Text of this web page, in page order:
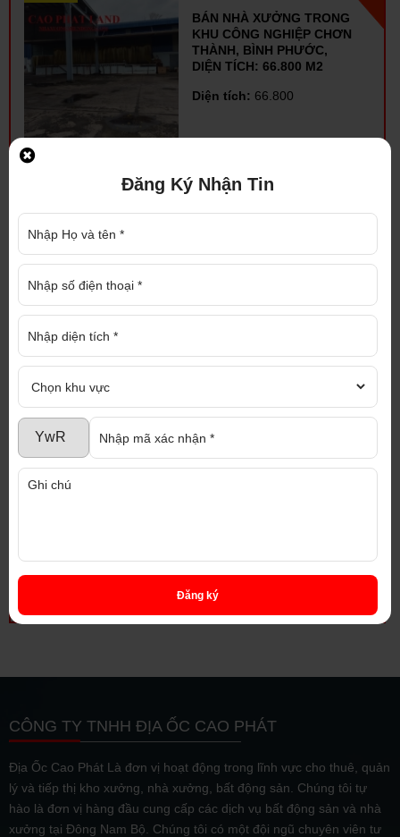
BÁN NHÀ XƯỞNG TRONG
KHU CÔNG NGHIỆP CHƠN
THÀNH, BÌNH PHƯỚC,
DIỆN TÍCH: 66.800 M2
Diện tích: 66.800
CÔNG NGHIỆP BẮC ĐỒNG
33 tỷ
Diện tích:14.200 m2
CÔNG TY TNHH ĐỊA ỐC CAO PHÁT
Địa Ốc Cao Phát Là đơn vị hoạt động trong lĩnh vực cho thuê, quản
lý và tiếp thị kho xưởng, nhà xưởng, bất động sản. Chúng tôi tự
hào là đơn vị hàng đầu cung cấp các dịch vụ bất động sản và nhà
xưởng tại Đông Nam Bộ. Chúng tôi có một đội ngũ chuyên viên tư
Đăng Ký Nhận Tin
Đăng ký